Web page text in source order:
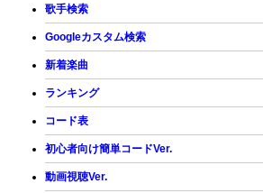
歌手検索
Googleカスタム検索
新着楽曲
ランキング
コード表
初心者向け簡単コードVer.
動画視聴Ver.